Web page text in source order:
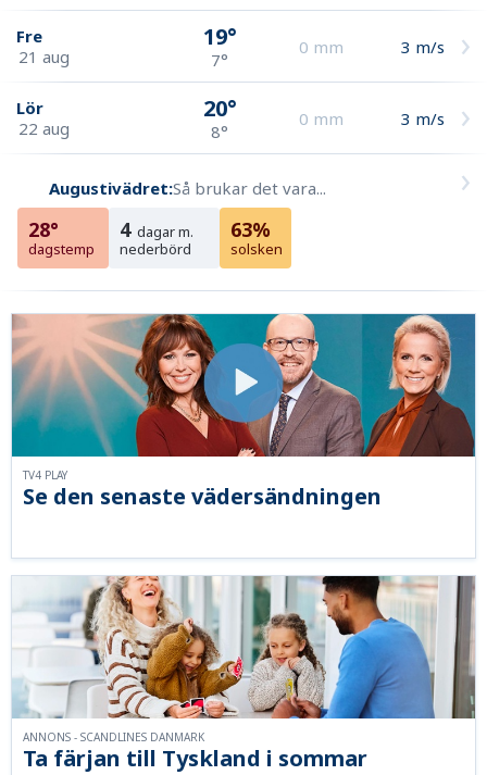
Fre
21 aug
19°
7°
0 mm 3 m/s
Lör
22 aug
20°
8°
0 mm 3 m/s
Augustivädret:Så brukar det vara...
28°
dagstemp
4 dagar m.
nederbörd
63%
solsken
Se den senaste vädersändningen
TV4 PLAY
Ta färjan till Tyskland i sommar
ANNONS - SCANDLINES DANMARK